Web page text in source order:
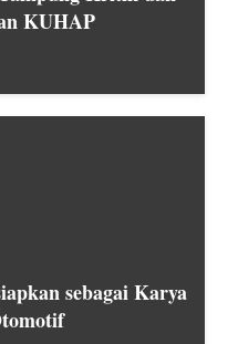
KUHAP
sebagai Karya